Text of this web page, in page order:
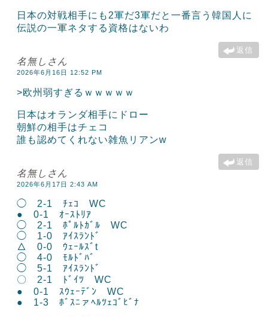
日本の対戦相手にも2軍だ3軍だと一番言う韓国人に
伝説の一軍ネタする資格はないわ
返信
名無しさん
2026年6月16日 12:52 PM
>欧州弱すぎるｗｗｗｗｗ
日本はオランダ相手にドロー
朝鮮の相手はチェコ
誰も認めてくれない雑魚リアンw
返信
名無しさん
2026年6月17日 2:43 AM
◯ 2-1 ﾁｪｺ WC
● 0-1 ｵｰｽﾄﾘｱ
◯ 2-1 ﾎﾟﾙﾄｶﾞﾙ WC
◯ 1-0 ｱｲｽﾗﾝﾄﾞ
△ 0-0 ｳｪｰﾙｽﾞt
◯ 4-0 ﾓﾙﾄﾞﾊﾞ
◯ 5-1 ｱｲｽﾗﾝﾄﾞ
〇 2-1 ﾄﾞｲﾂ WC
● 0-1 ｽｳｪｰﾃﾞﾝ WC
● 1-3 ﾎﾞｽﾆァﾍﾙﾂｪｺﾞﾋﾞﾅ